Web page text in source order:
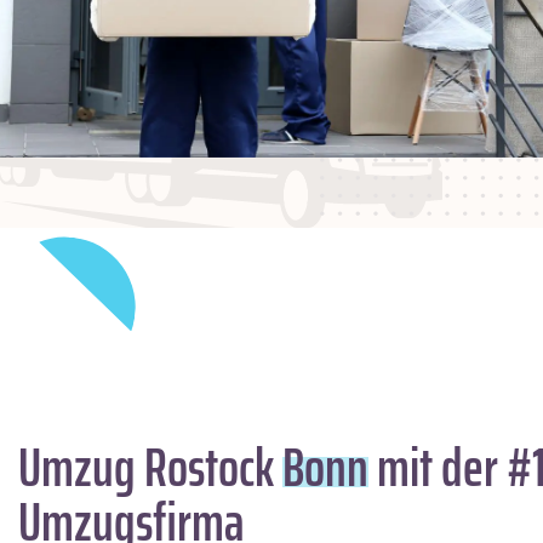
Umzug RostockBonnmit der
Umzugsfirma